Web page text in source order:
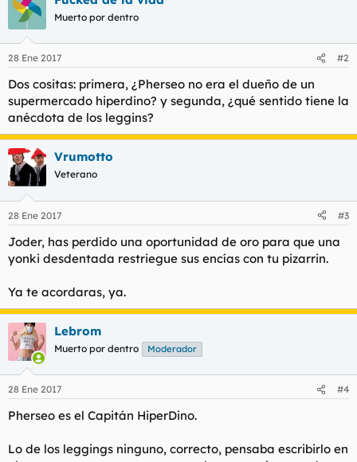
Muerto por dentro
28 Ene 2017 #2
Dos cositas: primera, ¿Pherseo no era el dueño de un
supermercado hiperdino? y segunda, ¿qué sentido tiene la
anécdota de los leggins?
Vrumotto
Veterano
28 Ene 2017 #3
Joder, has perdido una oportunidad de oro para que una
yonki desdentada restriegue sus encías con tu pizarrin.
Ya te acordaras, ya.
Lebrom
Muerto por dentro Moderador
28 Ene 2017 #4
Pherseo es el Capitán HiperDino.
Lo de los leggings ninguno, correcto, pensaba escribirlo en